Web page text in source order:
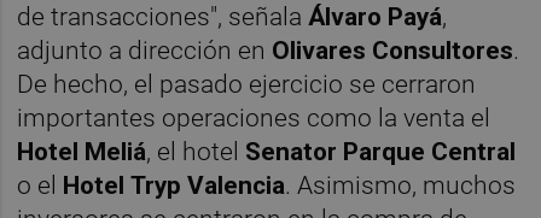
de transacciones", señalaÁlvaro Payá,
adjunto a dirección en Olivares Consultores.
De hecho, el pasado ejercicio se cerraron
importantes operaciones como la venta el
Hotel Meliá, el hotel Senator Parque Central
o el Hotel Tryp Valencia. Asimismo, muchos